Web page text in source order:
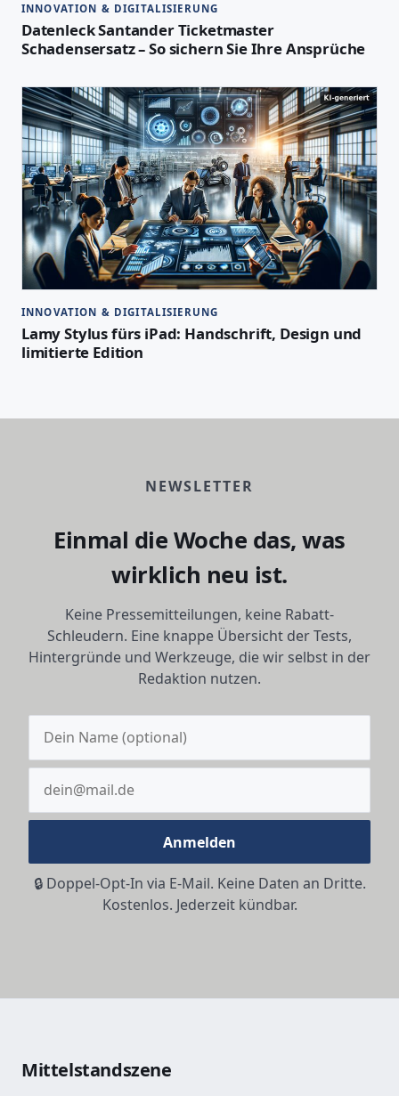
INNOVATION & DIGITALISIERUNG
Datenleck Santander Ticketmaster
Schadensersatz – So sichern Sie Ihre Ansprüche
INNOVATION & DIGITALISIERUNG
Lamy Stylus fürs iPad: Handschrift, Design und
limitierte Edition
NEWSLETTER
Einmal die Woche das, was
wirklich neu ist.
Keine Pressemitteilungen, keine Rabatt-
Schleudern. Eine knappe Übersicht der Tests,
Hintergründe und Werkzeuge, die wir selbst in der
Redaktion nutzen.
Anmelden
🔒 Doppel-Opt-In via E-Mail. Keine Daten an Dritte.
Kostenlos. Jederzeit kündbar.
Mittelstandszene